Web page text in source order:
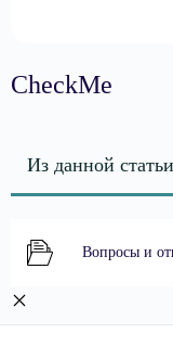
CheckMe
Из данной
Вопросы и